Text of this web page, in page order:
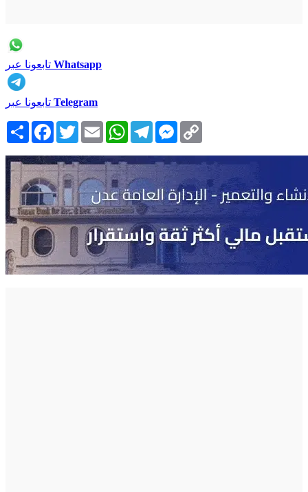
Whatsapp
Telegram
انشر Facebook
TwitterEmail WhatsAppTelegramMessenger